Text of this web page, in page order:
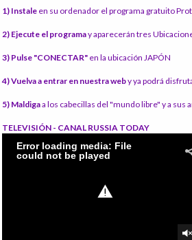
1) Instale en su ordenador el programa gratuito
2) Ejecute el programay aparecerán tres
3) Pulse "CONECTAR" en la ubicación JAPÓN
4) Vuelva a entrar en nuestra weby ya podrá
5) Maldigaa los cabecillas del "mundo libre" y a sus
TELEVISIÓN - CANAL RUSSIA TODAY